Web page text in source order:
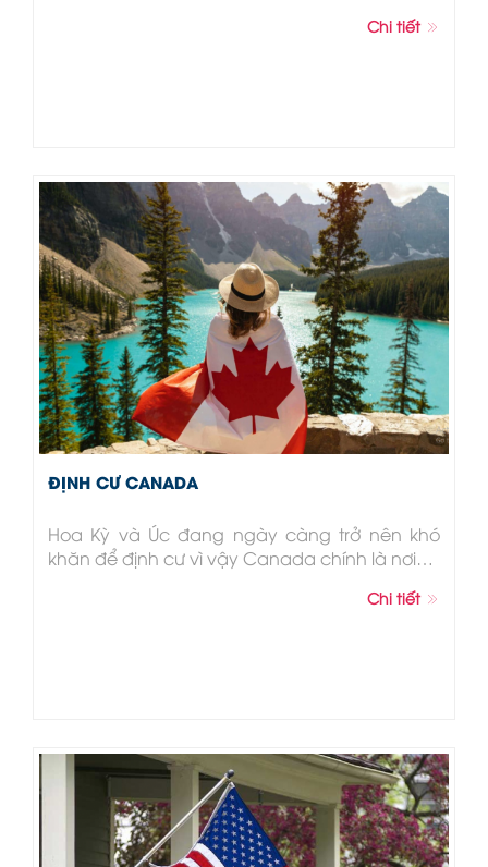
Chi tiết
ĐỊNH CƯ CANADA
Hoa Kỳ và Úc đang ngày càng trở nên khó
khăn để định cư vì vậy Canada chính là nơi…
Chi tiết